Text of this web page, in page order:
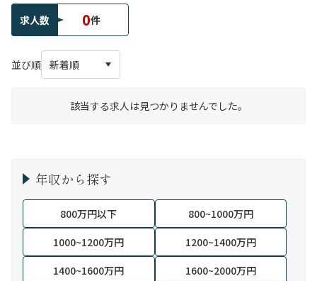
求人数 0件
並び順
該当する求人は見つかりませんでした。
年収から探す
800万円以下
800~1000万円
1000~1200万円
1200~1400万円
1400~1600万円
1600~2000万円